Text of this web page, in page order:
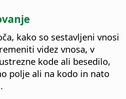
kako so sestavljeni vnosi
videz vnosa, v
kode ali besedilo,
polje ali na kodo in nato